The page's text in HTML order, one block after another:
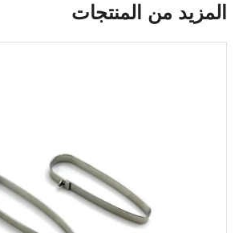
المزيد من المنتجات